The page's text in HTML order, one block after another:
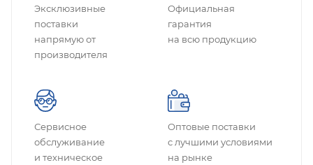
Эксклюзивные
поставки
напрямую от
производителя
Официальная
гарантия
на всю продукцию
Сервисное
обслуживание
и техническое
Оптовые поставки
с лучшими условиями
на рынке